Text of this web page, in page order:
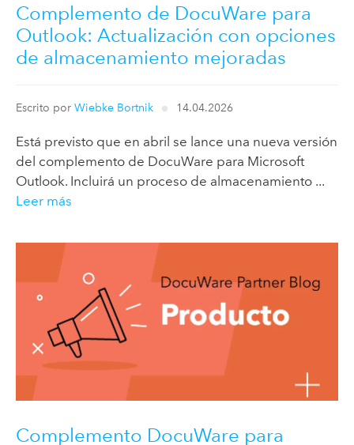
Complemento de DocuWare para
Outlook: Actualización con opciones
de almacenamiento mejoradas
Escrito por Wiebke Bortnik 14.04.2026
Está previsto que en abril se lance una nueva versión
del complemento de DocuWare para Microsoft
Outlook. Incluirá un proceso de almacenamiento ...
Leer más
Complemento DocuWare para